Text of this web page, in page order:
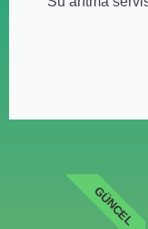
GÜNCEL